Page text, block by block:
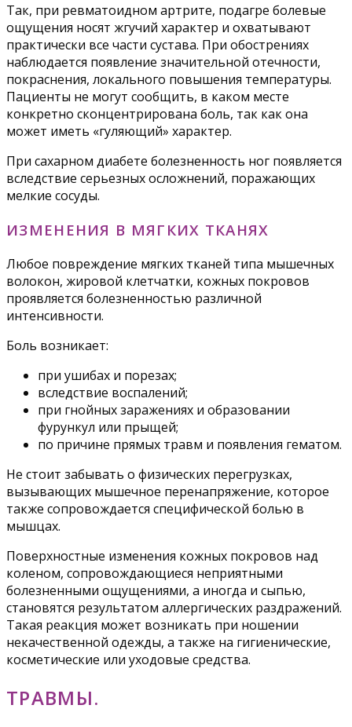
Так, при ревматоидном артрите, подагре болевые
ощущения носят жгучий характер и охватывают
практически все части сустава. При обострениях
наблюдается появление значительной отечности,
покраснения, локального повышения температуры.
Пациенты не могут сообщить, в каком месте
конкретно сконцентрирована боль, так как она
может иметь «гуляющий» характер.
При сахарном диабете болезненность ног появляется
вследствие серьезных осложнений, поражающих
мелкие сосуды.
ИЗМЕНЕНИЯ В МЯГКИХ ТКАНЯХ
Любое повреждение мягких тканей типа мышечных
волокон, жировой клетчатки, кожных покровов
проявляется болезненностью различной
интенсивности.
Боль возникает:
при ушибах и порезах;
вследствие воспалений;
при гнойных заражениях и образовании
фурункул или прыщей;
по причине прямых травм и появления гематом.
Не стоит забывать о физических перегрузках,
вызывающих мышечное перенапряжение, которое
также сопровождается специфической болью в
мышцах.
Поверхностные изменения кожных покровов над
коленом, сопровождающиеся неприятными
болезненными ощущениями, а иногда и сыпью,
становятся результатом аллергических раздражений.
Такая реакция может возникать при ношении
некачественной одежды, а также на гигиенические,
косметические или уходовые средства.
ТРАВМЫ.